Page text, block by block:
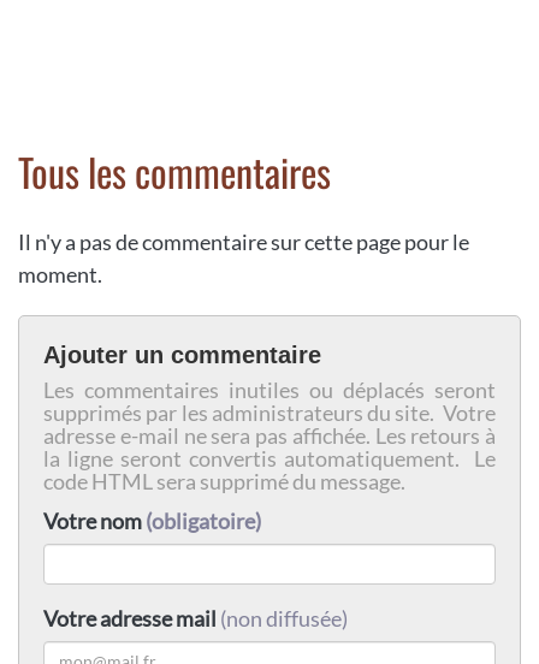
Tous les commentaires
Il n'y a pas de commentaire sur cette page pour le
moment.
Ajouter un commentaire
Les commentaires inutiles ou déplacés seront
supprimés par les administrateurs du site. Votre
adresse e-mail ne sera pas affichée. Les retours à
la ligne seront convertis automatiquement. Le
code HTML sera supprimé du message.
Votre nom(obligatoire)
Votre adresse mail (non diffusée)